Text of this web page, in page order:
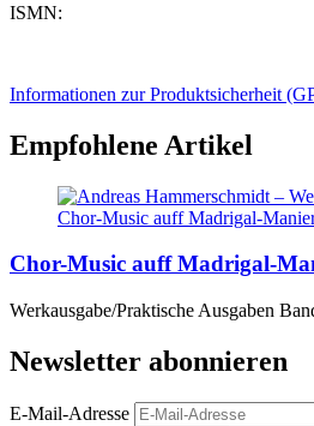
ISMN:
Informationen zur Produktsicherheit
Empfohlene Artikel
Chor-Music auff Madrigal-
Werkausgabe/Praktische Ausgaben
Newsletter abonnieren
E-Mail-Adresse